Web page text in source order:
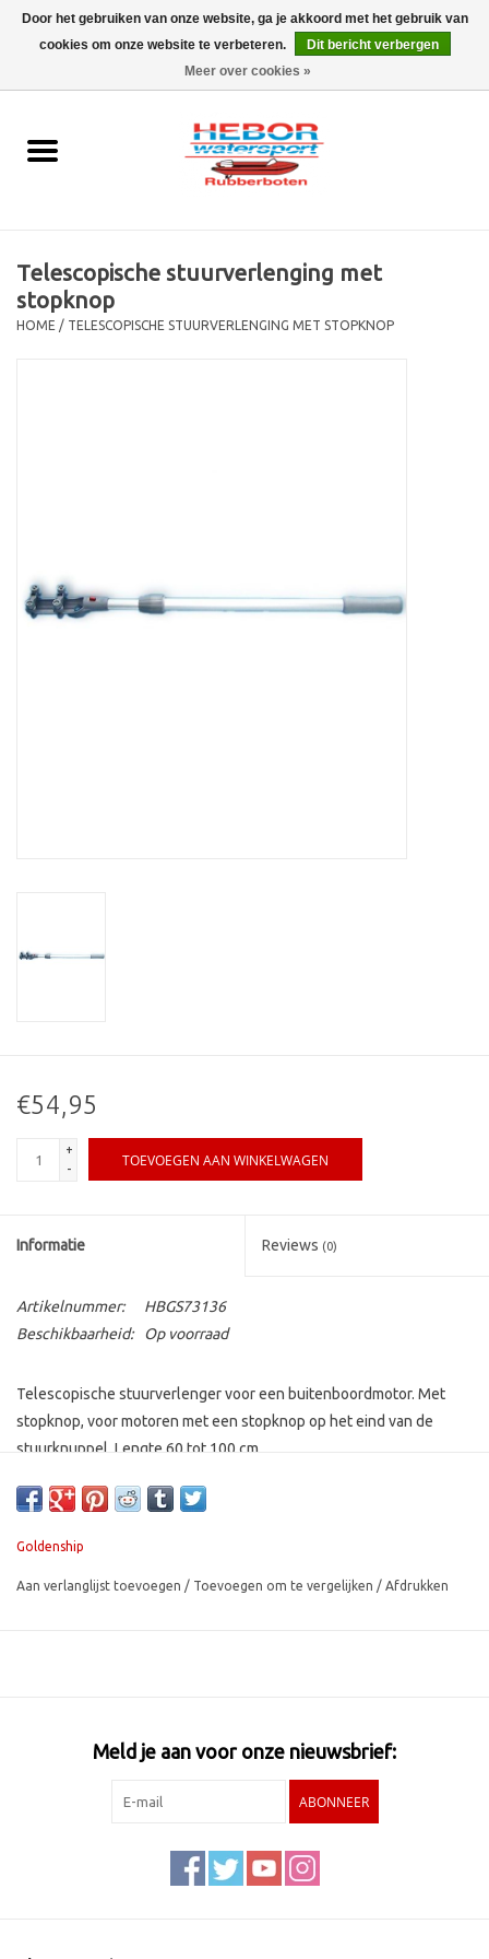
0 Artikelen - €0,00
Outboard
Trailer
Telescopische stuurverlenging met
stopknop
HOME / TELESCOPISCHE STUURVERLENGING MET STOPKNOP
€54,95
+
-
TOEVOEGEN AAN WINKELWAGEN
Informatie Reviews (0)
Artikelnummer:
HBGS73136
Beschikbaarheid:
Op voorraad
Telescopische stuurverlenger voor een buitenboordmotor. Met
stopknop, voor motoren met een stopknop op het eind van de
stuurknuppel. Lengte 60 tot 100 cm.
Goldenship
Aan verlanglijst toevoegen / Toevoegen om te vergelijken / Afdrukken
Meld je aan voor onze nieuwsbrief:
ABONNEER
Door het gebruiken van onze website, ga je akkoord met het gebruik van
cookies om onze website te verbeteren.
Dit bericht verbergen
Meer over cookies »